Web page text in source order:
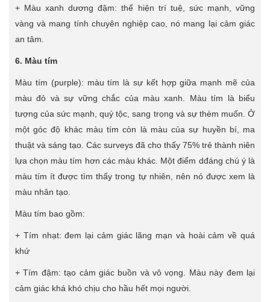
+ Màu xanh dương đậm: thể hiện trí tuệ, sức mạnh, vững
vàng và mang tính chuyên nghiệp cao, nó mang lại cảm giác
an tâm.
6. Màu tím
Màu tím (purple): màu tím là sự kết hợp giữa mạnh mẽ của
màu đỏ và sự vững chắc của màu xanh. Màu tím là biểu
tượng của sức mạnh, quý tộc, sang trọng và sự thèm muốn. Ở
một góc độ khác màu tím còn là màu của sự huyền bí, ma
thuật và sáng tạo. Các surveys đã cho thấy 75% trẻ thành niên
lựa chọn màu tím hơn các màu khác. Một điểm dđáng chú ý là
màu tím ít được tìm thấy trong tự nhiên, nên nó được xem là
màu nhân tạo.
Màu tím bao gồm:
+ Tím nhạt: đem lại cảm giác lãng mạn và hoài cảm về quá
khứ
+ Tím đậm: tạo cảm giác buồn và vô vọng. Màu này đem lại
cảm giác khá khó chịu cho hầu hết mọi người.